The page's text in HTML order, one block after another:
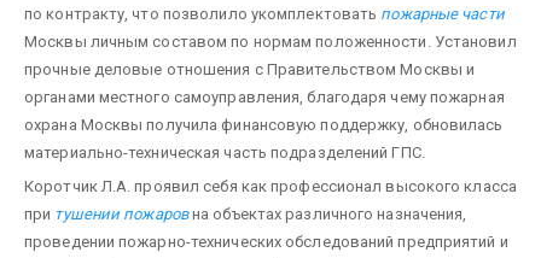
по контракту, что позволило укомплектовать пожарные части
Москвы личным составом по нормам положенности. Установил
проч­ные деловые отношения с Правительством Москвы и
органами местного самоуправления, благодаря чему пожарная
охрана Москвы получила финансовую поддержку, обновилась
материально-техническая часть подразделений ГПС.
Коротчик Л.А. проявил себя как профессионал высокого класса
при тушении пожаровна объектах различного назначения,
проведении пожарно-технических обследований предприятий и